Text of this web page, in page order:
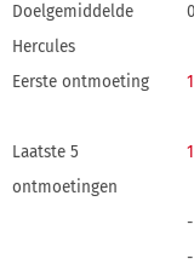
Doelgemiddelde
Hercules
Eerste ontmoeting
Laatste 5
ontmoetingen
-
-